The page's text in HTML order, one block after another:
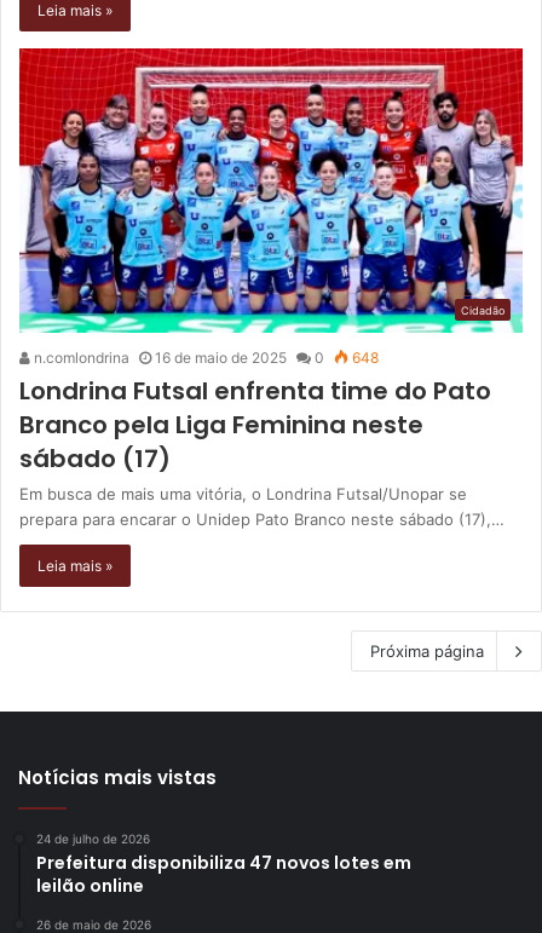
Leia mais »
Cidadão
n.comlondrina 16 de maio de 2025 0 648
Londrina Futsal enfrenta time do Pato
Branco pela Liga Feminina neste
sábado (17)
Em busca de mais uma vitória, o Londrina Futsal/Unopar se
prepara para encarar o Unidep Pato Branco neste sábado (17),…
Leia mais »
Próxima página
Notícias mais vistas
24 de julho de 2026
Prefeitura disponibiliza 47 novos lotes em
leilão online
26 de maio de 2026